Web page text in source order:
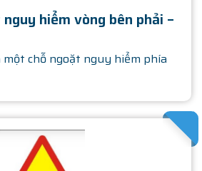
hiểm vòng bên phải –
một chỗ ngoặt nguy hiểm phía